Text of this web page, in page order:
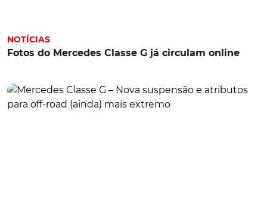
NOTÍCIAS
Fotos do Mercedes Classe G já circulam online